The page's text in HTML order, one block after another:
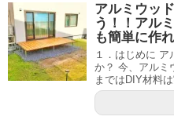
アルミウッ
う！！アル
も簡単に作
１．はじめに ア
か？ 今、アルミ
まではDIY材料は